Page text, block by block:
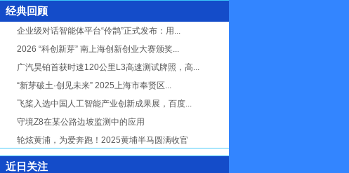
经典回顾
企业级对话智能体平台“伶鹊”正式发布：用...
2026 “科创新芽” 南上海创新创业大赛颁奖...
广汽昊铂首获时速120公里L3高速测试牌照，高...
“新芽破土·创见未来” 2025上海市奉贤区...
飞桨入选中国人工智能产业创新成果展，百度...
守境Z8在某公路边坡监测中的应用
轮炫黄浦，为爱奔跑！2025黄埔半马圆满收官
近日关注